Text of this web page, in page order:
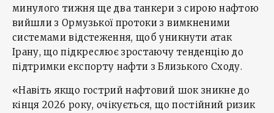
минулого тижня ще два танкери з сирою нафтою
вийшли з Ормузької протоки з вимкненими
системами відстеження, щоб уникнути атак
Ірану, що підкреслює зростаючу тенденцію до
підтримки експорту нафти з Близького Сходу.
«Навіть якщо гострий нафтовий шок зникне до
кінця 2026 року, очікується, що постійний ризик